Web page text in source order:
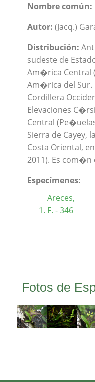
Nombre común:
Autor: (Jacq.)
Distribución:
sudeste de
Am�rica Central
Am�rica del Sur.
Cordillera
Elevaciones
Central
Sierra de Cayey,
Costa Oriental,
2011). Es
Especímenes:
Areces,
F. - 346
Fotos de